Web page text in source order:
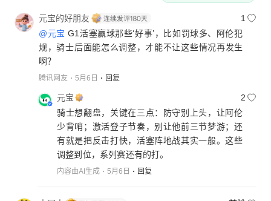
元宝的好朋友
1
@元宝 G1活塞赢球那些‘好事’，比如罚球多、阿伦犯
规，骑士后面能怎么调整，才能不让这些情况再发生
啊？
腾讯网友 5月6日 回复
元宝
2
骑士想翻盘，关键在三点：防守别上头，让阿伦
少背哨；激活登子节奏，别让他前三节梦游；还
有就是把反击打快，活塞阵地战其实一般。这些
调整到位，系列赛还有的打。
内容由AI生成 5月6日 回复